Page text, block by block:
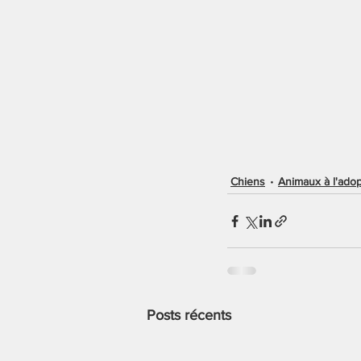
Chiens Animaux à
Posts récents